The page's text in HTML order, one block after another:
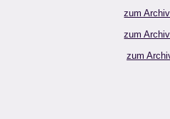
zum
zum
zum